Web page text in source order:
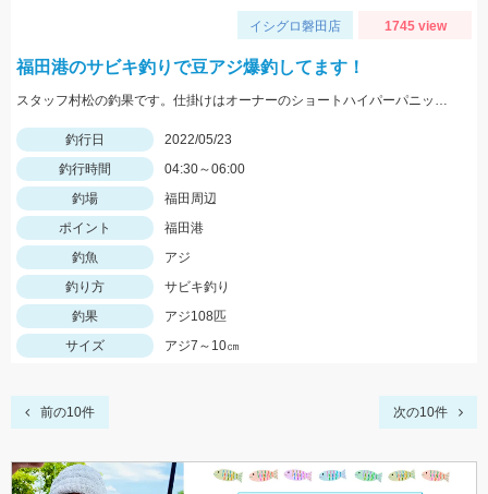
イシグロ磐田店 1745 view
福田港のサビキ釣りで豆アジ爆釣してます！
スタッフ村松の釣果です。仕掛けはオーナーのショートハイパーパニック4号を使用し、にアミエビを付けて釣りました。
釣行日
2022/05/23
釣行時間
04:30～06:00
釣場
福田周辺
ポイント
福田港
釣魚
アジ
釣り方
サビキ釣り
釣果
アジ108匹
サイズ
アジ7～10㎝
前の10件 次の10件